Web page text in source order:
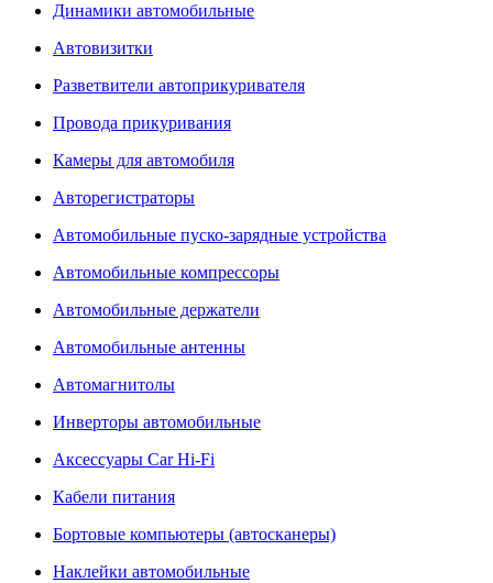
Динамики автомобильные
Автовизитки
Разветвители автоприкуривателя
Провода прикуривания
Камеры для автомобиля
Авторегистраторы
Автомобильные пуско-зарядные устройства
Автомобильные компрессоры
Автомобильные держатели
Автомобильные антенны
Автомагнитолы
Инверторы автомобильные
Аксессуары Car Hi-Fi
Кабели питания
Бортовые компьютеры (автосканеры)
Наклейки автомобильные